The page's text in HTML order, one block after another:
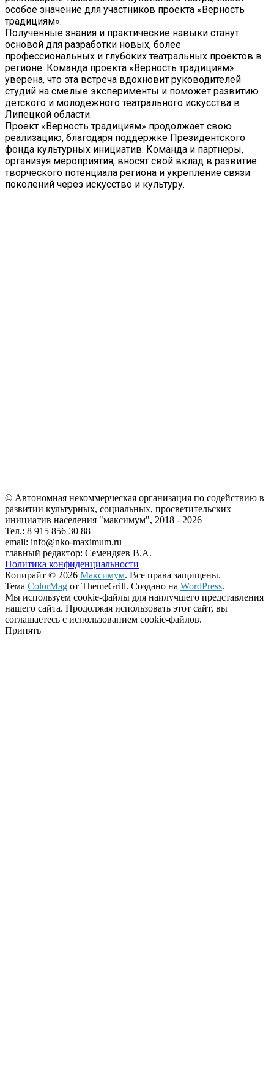
особое значение для участников проекта «Верность
традициям».
Полученные знания и практические навыки станут
основой для разработки новых, более
профессиональных и глубоких театральных проектов в
регионе. Команда проекта «Верность традициям»
уверена, что эта встреча вдохновит руководителей
студий на смелые эксперименты и поможет развитию
детского и молодежного театрального искусства в
Липецкой области.
Проект «Верность традициям» продолжает свою
реализацию, благодаря поддержке Президентского
фонда культурных инициатив. Команда и партнеры,
организуя мероприятия, вносят свой вклад в развитие
творческого потенциала региона и укрепление связи
поколений через искусство и культуру.
© Автономная некоммерческая организация по содействию в
развитии культурных, социальных, просветительских
инициатив населения "максимум", 2018 - 2026
Тел.: 8 915 856 30 88
email: info@nko-maximum.ru
главный редактор: Семендяев В.А.
Политика конфиденциальности
Копирайт © 2026 Максимум. Все права защищены.
Тема ColorMag от ThemeGrill. Создано на WordPress.
Мы используем cookie-файлы для наилучшего представления
нашего сайта. Продолжая использовать этот сайт, вы
соглашаетесь с использованием cookie-файлов.
Принять